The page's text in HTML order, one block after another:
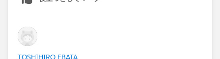
TOSHIHIRO EBATA